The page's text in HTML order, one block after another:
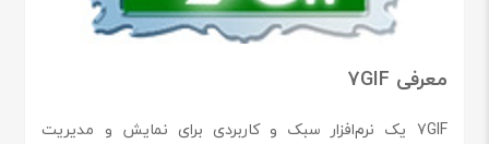
معرفی 7GIF
7GIF یک نرم‌افزار سبک و کاربردی برای نمایش و مدیریت